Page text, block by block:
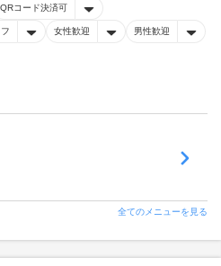
QRコード決済可
女性歓迎 男性歓迎
全てのメニューを見る